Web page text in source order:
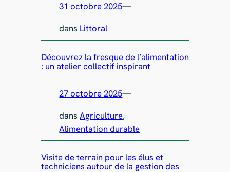
31 octobre 2025—
dans Littoral
Découvrez la fresque de l’alimentation
: un atelier collectif inspirant
27 octobre 2025—
dansAgriculture
Alimentation durable
Visite de terrain pour les élus et
techniciens autour de la gestion des